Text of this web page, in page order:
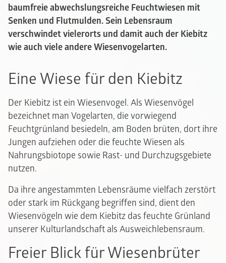
baumfreie abwechslungsreiche Feuchtwiesen mit
Senken und Flutmulden. Sein Lebensraum
verschwindet vielerorts und damit auch der Kiebitz
wie auch viele andere Wiesenvogelarten.
Eine Wiese für den Kiebitz
Der Kiebitz ist ein Wiesenvogel. Als Wiesenvögel
bezeichnet man Vogelarten, die vorwiegend
Feuchtgrünland besiedeln, am Boden brüten, dort ihre
Jungen aufziehen oder die feuchte Wiesen als
Nahrungsbiotope sowie Rast- und Durchzugsgebiete
nutzen.
Da ihre angestammten Lebensräume vielfach zerstört
oder stark im Rückgang begriffen sind, dient den
Wiesenvögeln wie dem Kiebitz das feuchte Grünland
unserer Kulturlandschaft als Ausweichlebensraum.
Freier Blick für Wiesenbrüter